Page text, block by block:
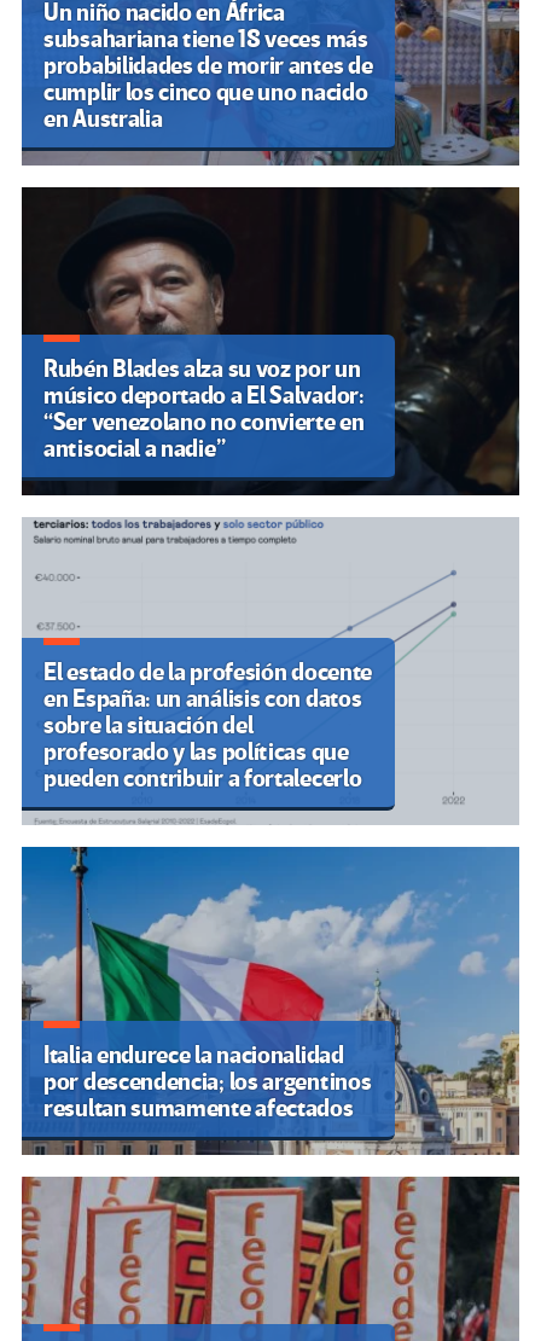
Un niño nacido en África
subsahariana tiene 18 veces más
probabilidades de morir antes de
cumplir los cinco que uno nacido
en Australia
Rubén Blades alza su voz por un
músico deportado a El Salvador:
“Ser venezolano no convierte en
antisocial a nadie”
El estado de la profesión docente
en España: un análisis con datos
sobre la situación del
profesorado y las políticas que
pueden contribuir a fortalecerlo
Italia endurece la nacionalidad
por descendencia; los argentinos
resultan sumamente afectados